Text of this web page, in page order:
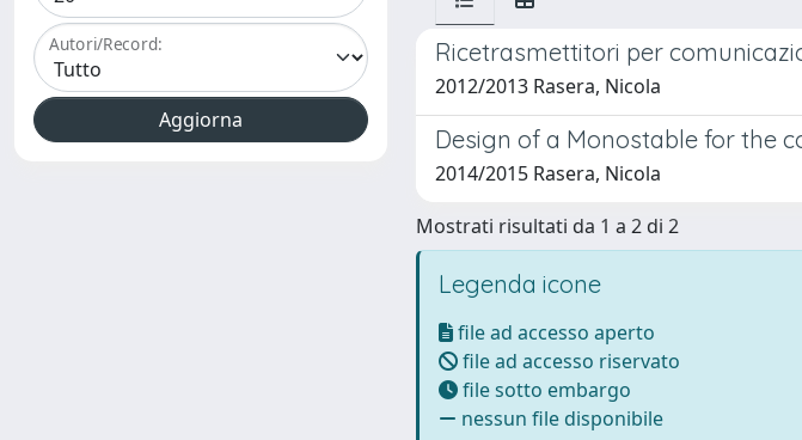
Autori/Record: Ricetrasmettitori per
2012/2013 Rasera, Nicola
Design of a Monostable for the
2014/2015 Rasera, Nicola
Mostrati risultati da 1 a 2 di 2
Legenda icone
file ad accesso aperto
file ad accesso riservato
file sotto embargo
nessun file disponibile